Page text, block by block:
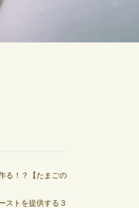
る！？【たまごの
ストを提供する３